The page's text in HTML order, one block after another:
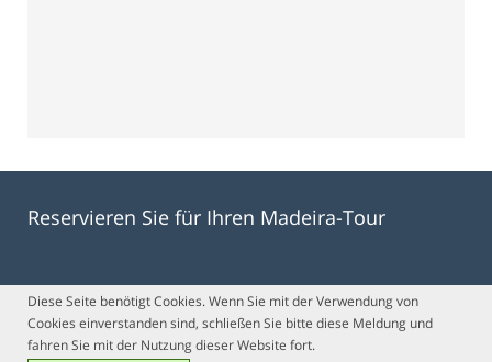
Reservieren Sie für Ihren Madeira-Tour
Diese Seite benötigt Cookies. Wenn Sie mit der Verwendung von
Cookies einverstanden sind, schließen Sie bitte diese Meldung und
fahren Sie mit der Nutzung dieser Website fort.